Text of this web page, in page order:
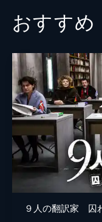
監督
脚本
音楽
製作
おすすめ
９人の翻訳家 囚